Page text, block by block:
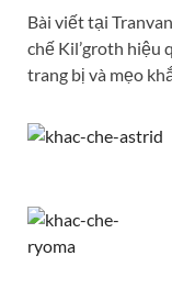
Bài viết tại
chế Kil’groth hiệu
trang bị và mẹo